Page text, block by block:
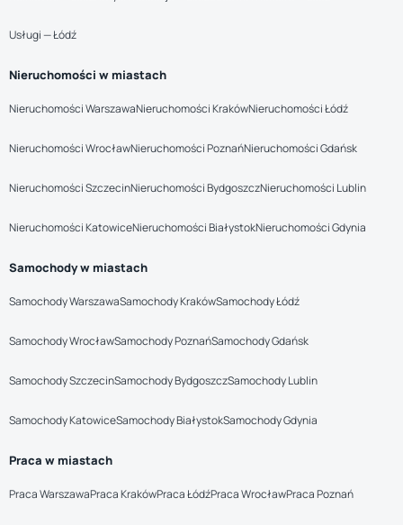
Usługi — Łódź
Nieruchomości w miastach
Nieruchomości WarszawaNieruchomości KrakówNieruchomości Łódź
Nieruchomości WrocławNieruchomości PoznańNieruchomości Gdańsk
Nieruchomości SzczecinNieruchomości BydgoszczNieruchomości Lublin
Nieruchomości KatowiceNieruchomości BiałystokNieruchomości Gdynia
Samochody w miastach
Samochody WarszawaSamochody KrakówSamochody Łódź
Samochody WrocławSamochody PoznańSamochody Gdańsk
Samochody SzczecinSamochody BydgoszczSamochody Lublin
Samochody KatowiceSamochody BiałystokSamochody Gdynia
Praca w miastach
Praca WarszawaPraca KrakówPraca ŁódźPraca WrocławPraca Poznań